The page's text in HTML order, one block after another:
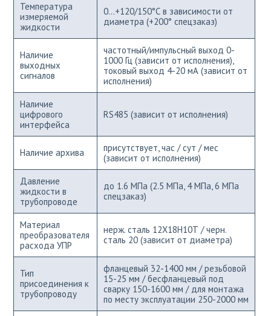
Температура
измеряемой
жидкости
0...+120/150°С в зависимости от
диаметра (+200° спецзаказ)
Наличие
выходных
сигналов
частотный/импульсный выход 0-
1000 Гц (зависит от исполнения),
токовый выход 4-20 мА (зависит от
исполнения)
Наличие
цифрового
интерфейса
RS485 (зависит от исполнения)
Наличие архива
присутствует, час / сут / мес
(зависит от исполнения)
Давление
жидкости в
трубопроводе
до 1.6 МПа (2.5 МПа, 4 МПа, 6 МПа
спецзаказ)
Материал
преобразователя
расхода УПР
нерж. сталь 12Х18Н10Т / черн.
сталь 20 (зависит от диаметра)
Тип
присоединения к
трубопроводу
фланцевый 32-1400 мм / резьбовой
15-25 мм / бесфланцевый под
сварку 150-1600 мм / для монтажа
по месту эксплуатации 250-2000 мм